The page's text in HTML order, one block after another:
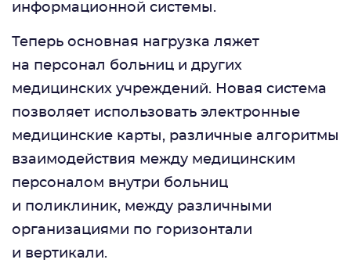
информационной системы.
Теперь основная нагрузка ляжет
на персонал больниц и других
медицинских учреждений. Новая система
позволяет использовать электронные
медицинские карты, различные алгоритмы
взаимодействия между медицинским
персоналом внутри больниц
и поликлиник, между различными
организациями по горизонтали
и вертикали.